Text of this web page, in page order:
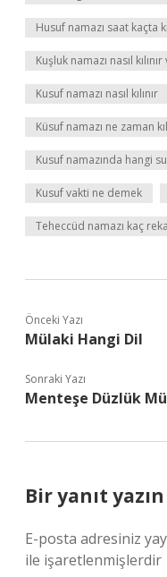
Husuf namazı saat kaçta
Kuşluk namazı nasıl
Kusuf namazı nasıl kılınır
Küsuf namazı ne zaman
Kusuf namazında hangi
Kusuf vakti ne demek
Teheccüd namazı kaç
Önceki Yazı
Mülaki Hangi Dil
Sonraki Yazı
Menteşe Düzlük Mü
Bir yanıt yazın
E-posta adresiniz
ile işaretlenmişlerdir